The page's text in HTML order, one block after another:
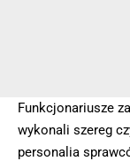
Funkcjonariusze
wykonali szereg
personalia